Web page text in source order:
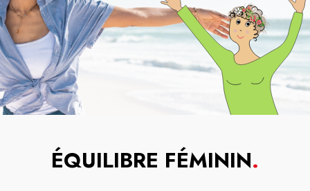
ÉQUILIBRE FÉMININ.